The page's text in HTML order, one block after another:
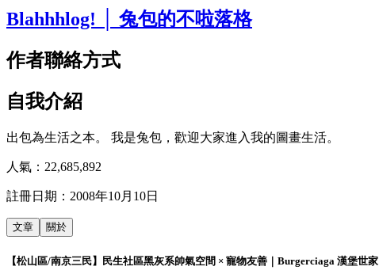
Blahhhlog! │ 兔包的不啦落格
作者聯絡方式
自我介紹
出包為生活之本。 我是兔包，歡迎大家進入我的圖畫生活。
人氣： 22,685,892
註冊日期： 2008年10月10日
文章 關於
【松山區/南京三民】民生社區黑灰系帥氣空間 × 寵物友善｜Burgerciaga 漢堡世家